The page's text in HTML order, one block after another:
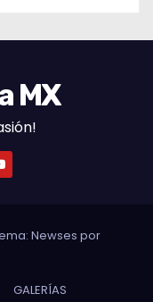
MX
Newses por
GALERÍAS